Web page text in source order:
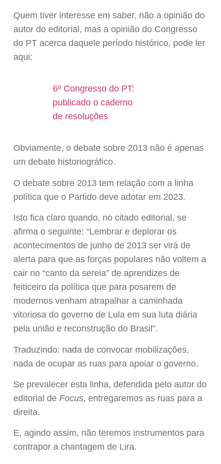
Quem tiver interesse em saber, não a opinião do
autor do editorial, mas a opinião do Congresso
do PT acerca daquele período histórico, pode ler
aqui:
6º Congresso do PT:
publicado o caderno
de resoluções
Obviamente, o debate sobre 2013 não é apenas
um debate historiográfico.
O debate sobre 2013 tem relação com a linha
política que o Partido deve adotar em 2023.
Isto fica claro quando, no citado editorial, se
afirma o seguinte: “Lembrar e deplorar os
acontecimentos de junho de 2013 ser virá de
alerta para que as forças populares não voltem a
cair no “canto da sereia” de aprendizes de
feiticeiro da política que para posarem de
modernos venham atrapalhar a caminhada
vitoriosa do governo de Lula em sua luta diária
pela união e reconstrução do Brasil”.
Traduzindo: nada de convocar mobilizações,
nada de ocupar as ruas para apoiar o governo.
Se prevalecer esta linha, defendida pelo autor do
editorial de Focus, entregaremos as ruas para a
direita.
E, agindo assim, não teremos instrumentos para
contrapor a chantagem de Lira.